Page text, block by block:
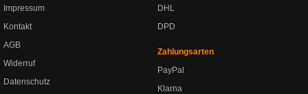
Impressum
Kontakt
AGB
Widerruf
Datenschutz
DHL
DPD
Zahlungsarten
PayPal
Klarna